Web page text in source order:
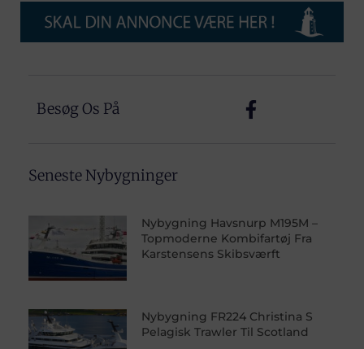
Besøg Os På
Seneste Nybygninger
Nybygning Havsnurp M195M –
Topmoderne Kombifartøj Fra
Karstensens Skibsværft
Nybygning FR224 Christina S
Pelagisk Trawler Til Scotland